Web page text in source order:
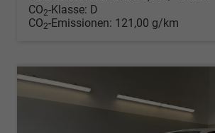
CO2-Klasse: D
CO2-Emissionen: 121,00 g/km